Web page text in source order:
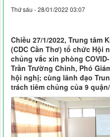
Thứ sáu - 28/01/2022 03:07
Chiều 27/1/2022, Trung tâm
(CDC Cần Thơ) tổ chức Hội
chủng vắc xin phòng
Trần Trường Chinh, Phó
hội nghị; cùng lãnh đạo
trách tiêm chủng của 9